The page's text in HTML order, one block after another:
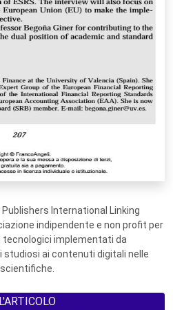
International Linking
indipendente e non profit per
implementati da
studiosi ai contenuti digitali nelle